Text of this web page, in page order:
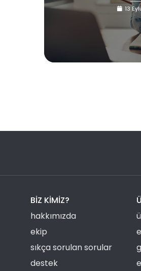
13
BIZ KIMIZ?
hakkımızda
ekip
sıkça sorulan sorular
destek